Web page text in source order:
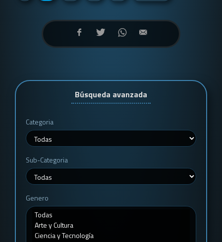
Búsqueda avanzada
Categoria
Sub-Categoria
Genero